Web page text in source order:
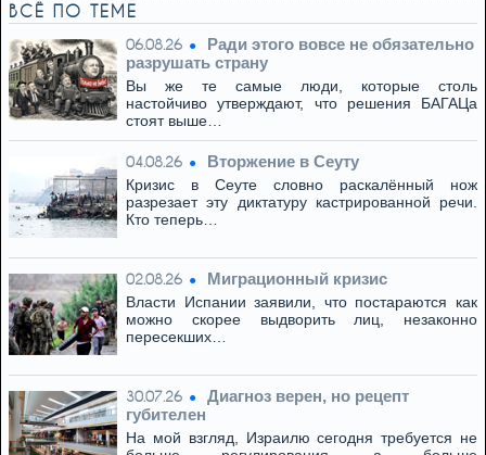
ВСЁ ПО ТЕМЕ
06.08.26
Ради этого вовсе не обязательно
разрушать страну
Вы же те самые люди, которые столь
настойчиво утверждают, что решения БАГАЦа
стоят выше…
04.08.26 Вторжение в Сеуту
Кризис в Сеуте словно раскалённый нож
разрезает эту диктатуру кастрированной речи.
Кто теперь…
02.08.26 Миграционный кризис
Власти Испании заявили, что постараются как
можно скорее выдворить лиц, незаконно
пересекших…
30.07.26
Диагноз верен, но рецепт
губителен
На мой взгляд, Израилю сегодня требуется не